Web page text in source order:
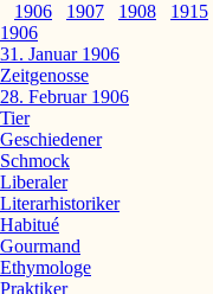
1906 1907 1908
1915
1906
31. Januar 1906
Zeitgenosse
28. Februar 1906
Tier
Geschiedener
Schmock
Liberaler
Literarhistoriker
Habitué
Gourmand
Ethymologe
Praktiker